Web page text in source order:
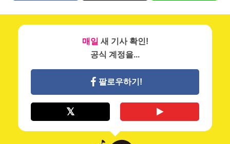
매일 새 기사 확인!
공식 계정을...
팔로우하기!